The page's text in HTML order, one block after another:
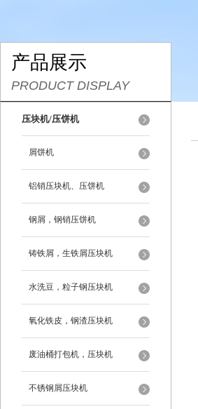
产品展示
PRODUCT DISPLAY
压块机/压饼机
屑饼机
铝销压块机、压饼机
钢屑，钢销压饼机
铸铁屑，生铁屑压块机
水洗豆，粒子钢压块机
氧化铁皮，钢渣压块机
废油桶打包机，压块机
不锈钢屑压块机